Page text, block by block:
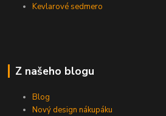
Kevlarové sedmero
Z našeho blogu
Blog
Nový design nákupáku